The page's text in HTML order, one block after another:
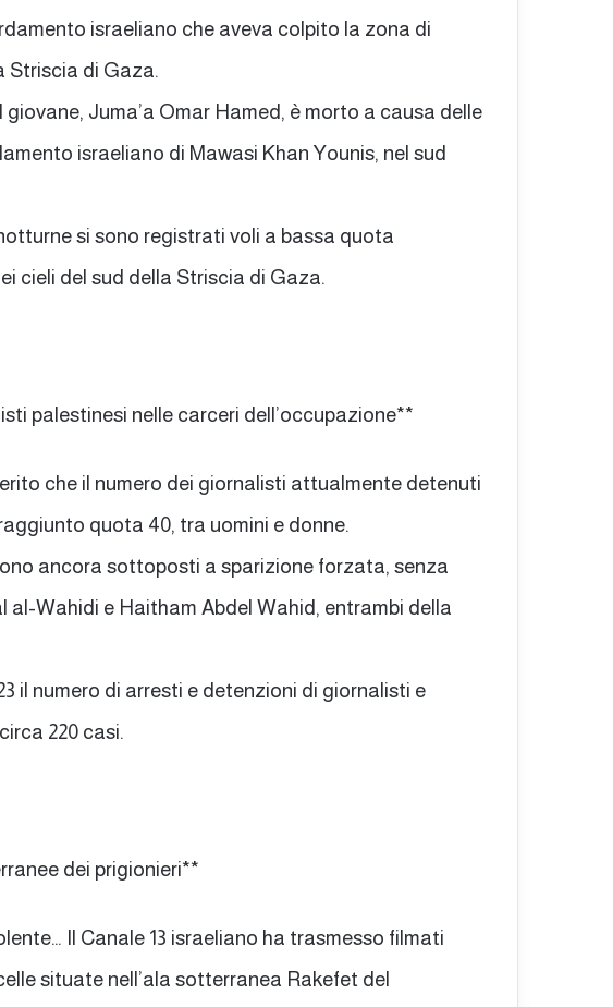
israeliano che aveva colpito la zona di
Striscia di Gaza.
Juma’a Omar Hamed, è morto a causa delle
israeliano di Mawasi Khan Younis, nel sud
si sono registrati voli a bassa quota
cieli del sud della Striscia di Gaza.
palestinesi nelle carceri dell’occupazione**
che il numero dei giornalisti attualmente detenuti
quota 40, tra uomini e donne.
ancora sottoposti a sparizione forzata, senza
al-Wahidi e Haitham Abdel Wahid, entrambi della
il numero di arresti e detenzioni di giornalisti e
220 casi.
dei prigionieri**
Il Canale 13 israeliano ha trasmesso filmati
situate nell’ala sotterranea Rakefet del